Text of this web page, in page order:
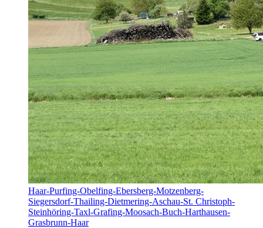
Haar-Purfing-Obelfing-Ebersberg-Motzenberg-
Siegersdorf-Thailing-Dietmering-Aschau-St. Christoph-
Steinhöring-Taxl-Grafing-Moosach-Buch-Harthausen-
Grasbrunn-Haar